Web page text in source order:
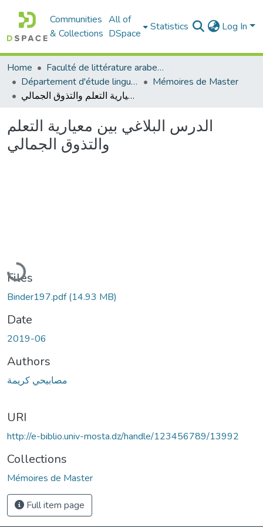
Communities
& Collections
All of
DSpace
Statistics Log In
Home
Faculté de littérature arabe et des arts
Département d'étude linguistique
Mémoires de Master
الدرس البلاغي بين معيارية التعلم والتذوق الجمالي
الدرس البلاغي بين معيارية التعلم
والتذوق الجمالي
Loading...
Files
Binder197.pdf(14.93 MB)
Date
2019-06
Authors
مصابيحي كريمة
URI
http://e-biblio.univ-mosta.dz/handle/123456789/13992
Collections
Mémoires de Master
Full item page